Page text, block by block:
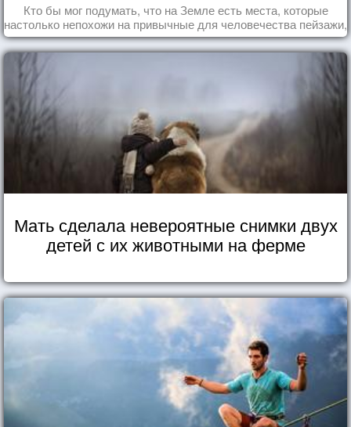
Кто бы мог подумать, что на Земле есть места, которые
настолько непохожи на привычные для человечества пейзажи,
что кажутся и вовсе инопланетными!
Мать сделала невероятные снимки двух
детей с их животными на ферме